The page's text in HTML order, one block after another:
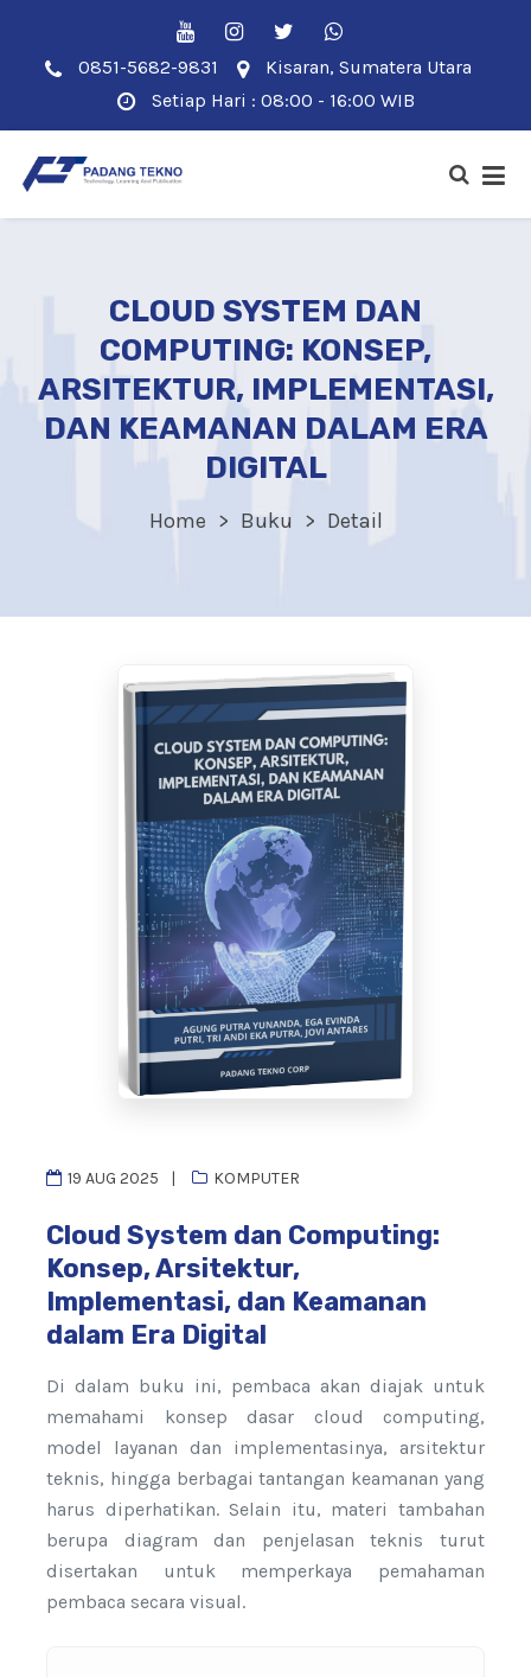
0851-5682-9831
Kisaran, Sumatera Utara
Setiap Hari : 08:00 - 16:00 WIB
CLOUD SYSTEM DAN
COMPUTING: KONSEP,
ARSITEKTUR, IMPLEMENTASI,
DAN KEAMANAN DALAM ERA
DIGITAL
Home Buku Detail
19 AUG 2025 KOMPUTER
Cloud System dan Computing:
Konsep, Arsitektur,
Implementasi, dan Keamanan
dalam Era Digital
Di dalam buku ini, pembaca akan diajak untuk
memahami konsep dasar cloud computing,
model layanan dan implementasinya, arsitektur
teknis, hingga berbagai tantangan keamanan yang
harus diperhatikan. Selain itu, materi tambahan
berupa diagram dan penjelasan teknis turut
disertakan untuk memperkaya pemahaman
pembaca secara visual.